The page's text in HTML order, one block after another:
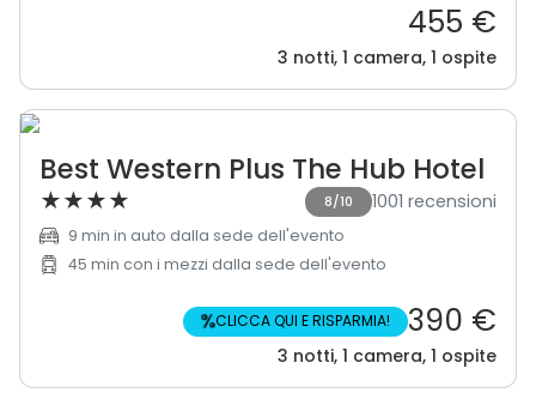
455 €
3 notti, 1 camera, 1 ospite
Best Western Plus The Hub Hotel
★★★★ 8/10 1001 recensioni
9 min in auto dalla sede dell'evento
45 min con i mezzi dalla sede dell'evento
%CLICCA QUI E RISPARMIA! 390 €
3 notti, 1 camera, 1 ospite